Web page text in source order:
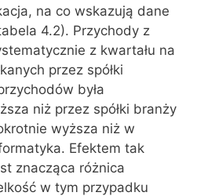
na co wskazują dane
4.2). Przychody z
z kwartału na
przez spółki
była
niż przez spółki branży
wyższa niż w
Efektem tak
znacząca różnica
w tym przypadku